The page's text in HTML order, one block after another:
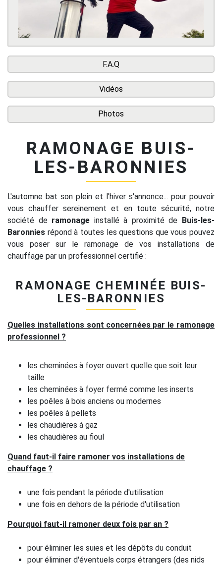
F.A.Q
Vidéos
Photos
RAMONAGE BUIS-
LES-BARONNIES
L'automne bat son plein et l'hiver s'annonce... pour pouvoir
vous chauffer sereinement et en toute sécurité, notre
société de ramonage installé à proximité de
Buis-les-
Baronnies répond à toutes les questions que vous pouvez
vous poser sur le ramonage de vos installations de
chauffage par un professionnel certifié :
RAMONAGE CHEMINÉE BUIS-
LES-BARONNIES
Quelles installations sont concernées par le ramonage
professionnel ?
les cheminées à foyer ouvert quelle que soit leur
taille
les cheminées à foyer fermé comme les inserts
les poêles à bois anciens ou modernes
les poêles à pellets
les chaudières à gaz
les chaudières au fioul
Quand faut-il faire ramoner vos installations de
chauffage ?
une fois pendant la période d'utilisation
une fois en dehors de la période d'utilisation
Pourquoi faut-il ramoner deux fois par an ?
pour éliminer les suies et les dépôts du conduit
pour éliminer d'éventuels corps étrangers (des nids